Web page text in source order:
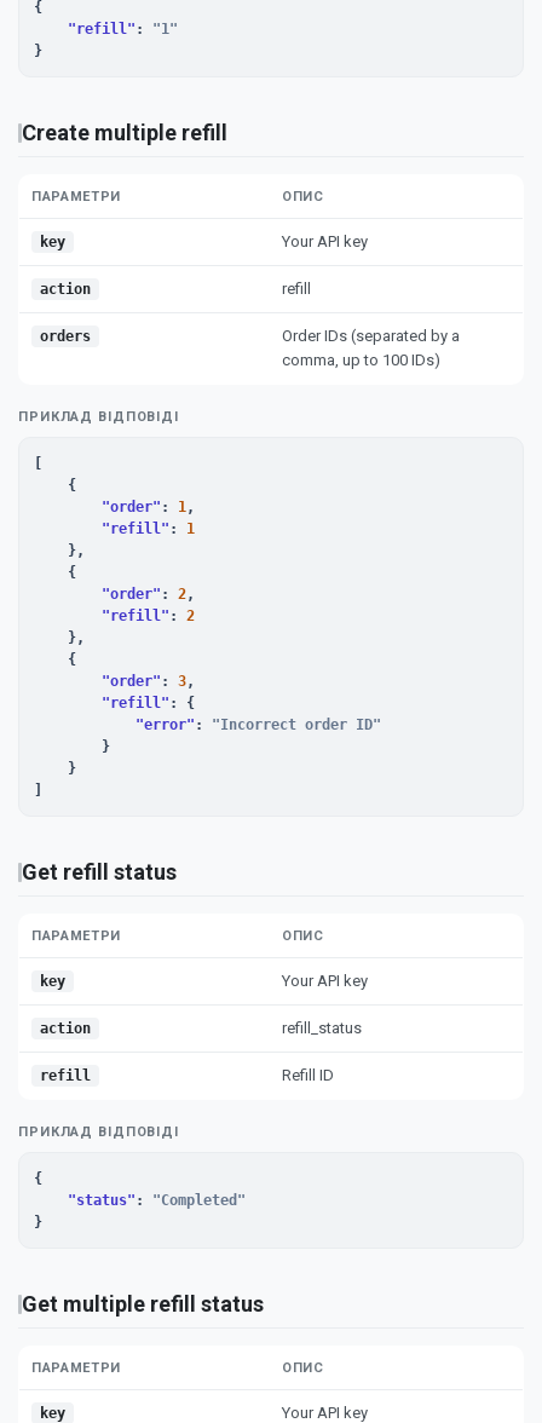
{
"refill" : "1"
}
Create multiple refill
ПАРАМЕТРИ ОПИС
key Your API key
action refill
orders
Order IDs (separated by a
comma, up to 100 IDs)
ПРИКЛАД ВІДПОВІДІ
"order" : 1,
"refill" : 1
"order" : 2,
"refill" : 2
"order" : 3,
"refill" : {
"error" : "Incorrect order ID"
Get refill status
ПАРАМЕТРИ ОПИС
key Your API key
action refill_status
refill Refill ID
ПРИКЛАД ВІДПОВІДІ
{
"status" : "Completed"
}
Get multiple refill status
ПАРАМЕТРИ ОПИС
key Your API key